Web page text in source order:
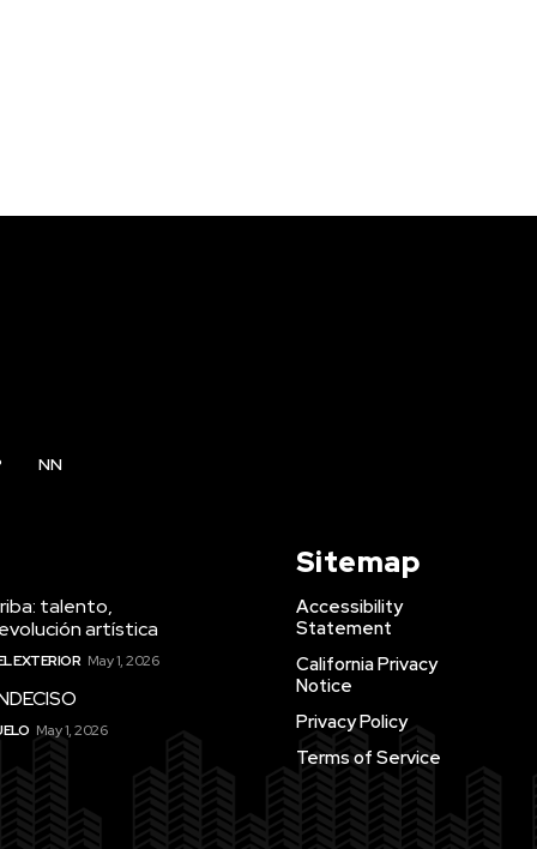
NN
talento,
artística
EXTERIOR May 1, 2026
May 1, 2026
Sitemap
Accessibility
Statement
California Privacy
Notice
Privacy Policy
Terms of Service